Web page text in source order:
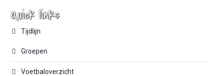
Quick links
Tijdlijn
Groepen
Voetbaloverzicht